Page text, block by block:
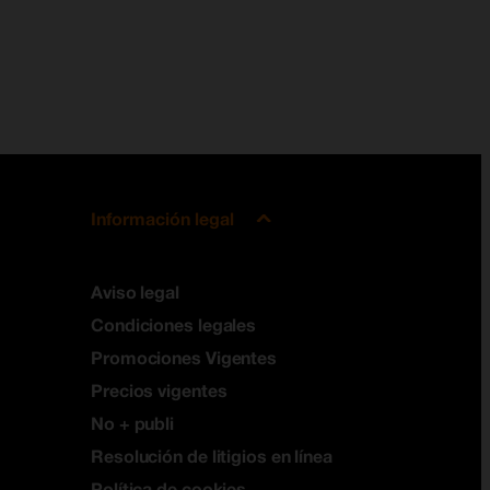
Información legal
Aviso legal
Condiciones legales
Promociones Vigentes
Precios vigentes
No + publi
Resolución de litigios en línea